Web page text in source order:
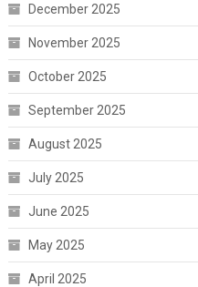
December 2025
November 2025
October 2025
September 2025
August 2025
July 2025
June 2025
May 2025
April 2025